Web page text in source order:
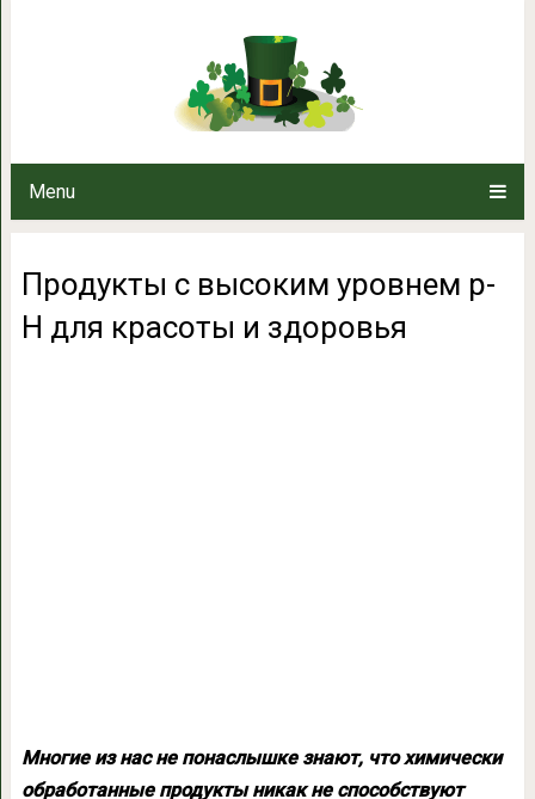
Menu
Продукты с высоким
Продукты с высоким уровнем p-
H для красоты и здоровья
Многие из нас не понаслышке знают, что химически
обработанные продукты никак не способствуют